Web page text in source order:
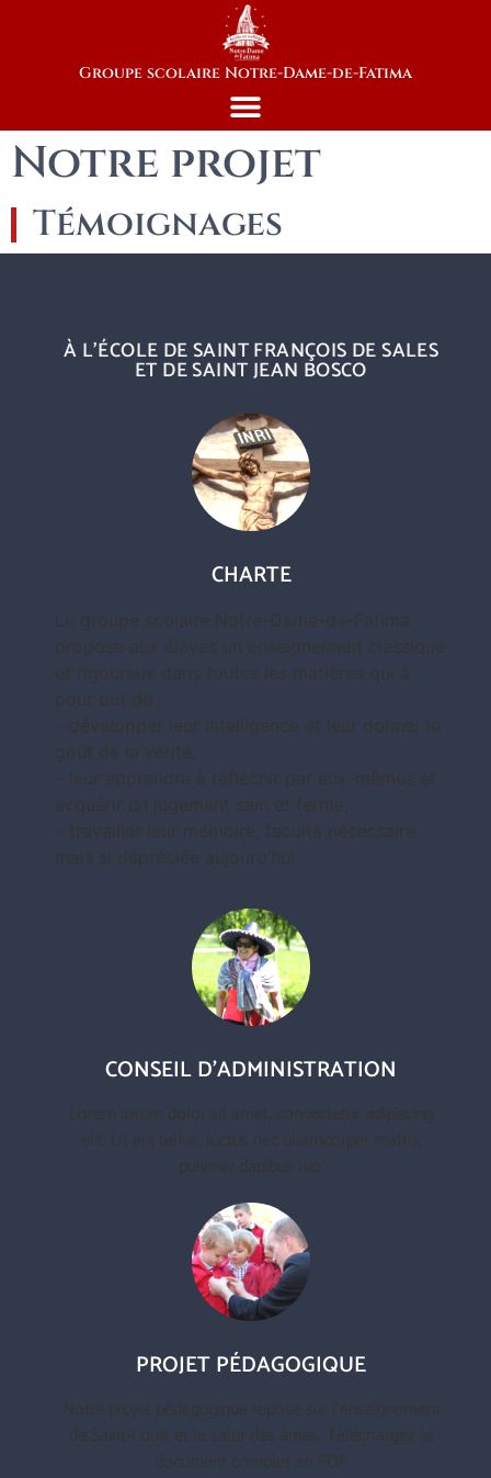
Groupe scolaire Notre-Dame-de-Fatima
Notre projet
Témoignages
À L’ÉCOLE DE SAINT FRANÇOIS DE SALES
ET DE SAINT JEAN BOSCO
CHARTE
Le groupe scolaire Notre-Dame-de-Fatima
propose aux élèves un enseignement classique
et rigoureux dans toutes les matières qui a
pour but de :
– développer leur intelligence et leur donner le
goût de la vérité,
– leur apprendre à réfléchir par eux-mêmes et
acquérir un jugement sain et ferme,
– travailler leur mémoire, faculté nécessaire
mais si dépréciée aujourd’hui.
CONSEIL D'ADMINISTRATION
Lorem ipsum dolor sit amet, consectetur adipiscing
elit. Ut elit tellus, luctus nec ullamcorper mattis,
pulvinar dapibus leo.
PROJET PÉDAGOGIQUE
Notre projet pédagogique repose sur l'enseignement
de Saint-Louis et le salut des âmes. Téléchargez le
document complet en PDF